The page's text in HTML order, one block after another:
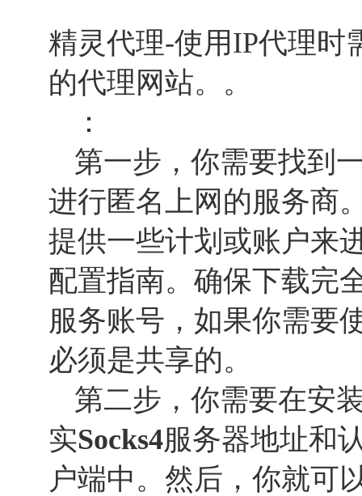
精灵代理-使用IP代理时
的代理网站。。
：
第一步，你需要找到
进行匿名上网的服务商
提供一些计划或账户来
配置指南。确保下载完
服务账号，如果你需要
必须是共享的。
第二步，你需要在安
实Socks4服务器地址和
户端中。然后，你就可